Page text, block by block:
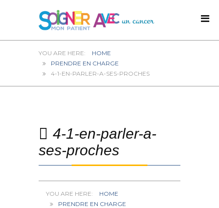
HOME
PRENDRE EN CHARGE
4-1-EN-PARLER-A-SES-PROCHES
4-1-en-parler-a-
ses-proches
HOME
PRENDRE EN CHARGE